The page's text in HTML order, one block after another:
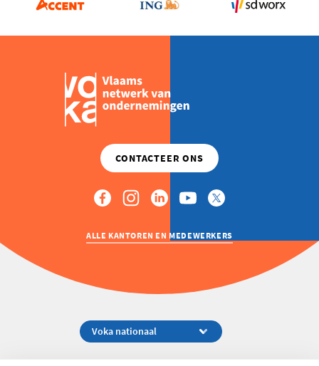
COMMUNICATIESTRATEGIE
ALLE KANTOREN EN MEDEWERKERS